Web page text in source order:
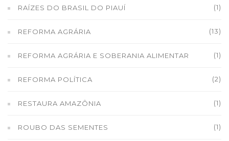
RAÍZES DO BRASIL DO PIAUÍ (1)
REFORMA AGRÁRIA (13)
REFORMA AGRÁRIA E SOBERANIA ALIMENTAR (1)
REFORMA POLÍTICA (2)
RESTAURA AMAZÔNIA (1)
ROUBO DAS SEMENTES (1)